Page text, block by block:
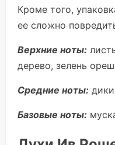
Кроме того,
ее сложно
Верхние ноты:
дерево, зелень
Средние ноты:
Базовые ноты: